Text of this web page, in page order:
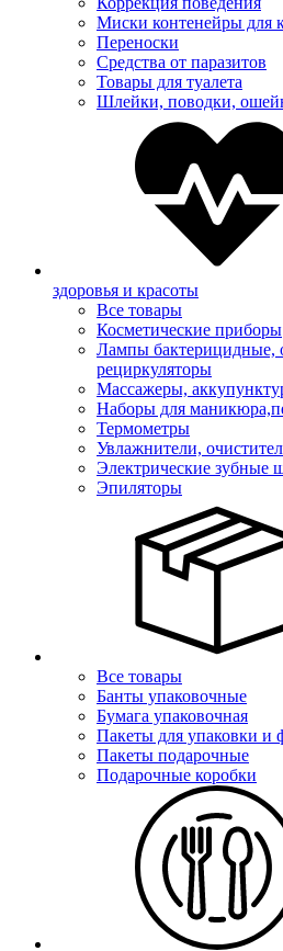
Миски контенейры для
Переноски
Средства от паразитов
Товары для туалета
Шлейки, поводки,
здоровья и красоты
Все товары
Косметические приборы
Лампы бактерицидные,
рециркуляторы
Массажеры,
Наборы для
Термометры
Увлажнители,
Электрические зубные
Эпиляторы
Все товары
Банты упаковочные
Бумага упаковочная
Пакеты для упаковки и
Пакеты подарочные
Подарочные коробки